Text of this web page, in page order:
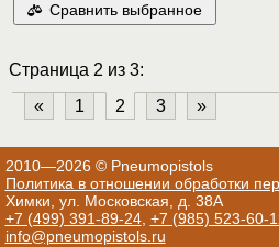
Сравнить выбранное
Страница 2 из 3:
«
1 2 3 »
2010—2026 © Pneumopistols
Политика в отношении обработки
Химки, ул. Московская, д. 38А
+7 (499) 391-89-24, +7 (985) 523-60-
info@pneumopistols.ru